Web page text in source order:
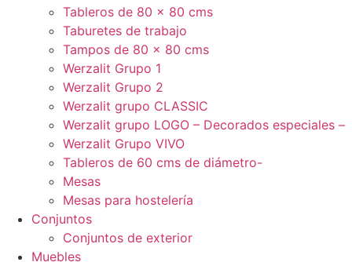
Tableros de 80 x 80 cms
Taburetes de trabajo
Tampos de 80 x 80 cms
Werzalit Grupo 1
Werzalit Grupo 2
Werzalit grupo CLASSIC
Werzalit grupo LOGO – Decorados especiales –
Werzalit Grupo VIVO
Tableros de 60 cms de diámetro-
Mesas
Mesas para hostelería
Conjuntos
Conjuntos de exterior
Muebles